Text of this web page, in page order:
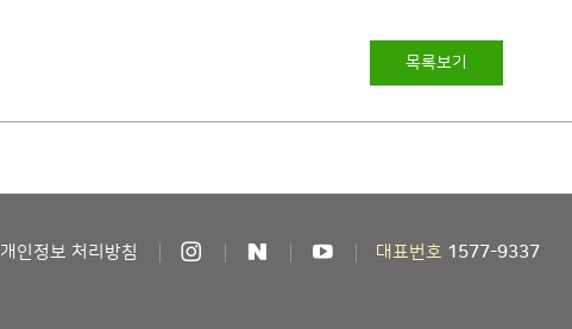
목록보기
개인정보 처리방침 대표번호 1577-9337